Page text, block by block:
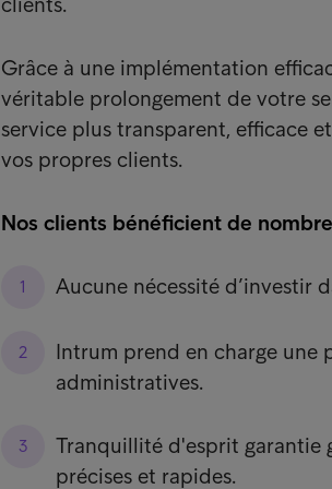
Grâce à une implémentation
véritable prolongement de votre
service plus transparent, efficace
vos propres clients.
Nos clients bénéficient de
Aucune nécessité d’investir
Intrum prend en charge une
administratives.
Tranquillité d'esprit garantie
précises et rapides.